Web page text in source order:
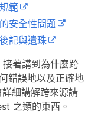
範
安全性問題
記與遺珠
著講到為什麼跨
錯誤地以及正確地
細講解跨來源請
之類的東西。